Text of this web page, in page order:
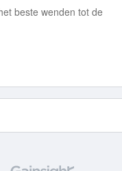
beste wenden tot de